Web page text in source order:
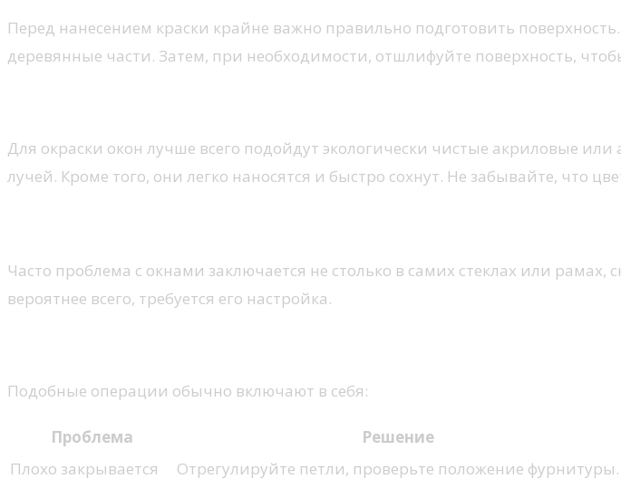
Перед нанесением краски крайне важно правильно подготовить
деревянные части. Затем, при необходимости, отшлифуйте поверхность,
Для окраски окон лучше всего подойдут экологически чистые акриловые
лучей. Кроме того, они легко наносятся и быстро сохнут. Не забывайте, что
Часто проблема с окнами заключается не столько в самих стеклах или
вероятнее всего, требуется его настройка.
Подобные операции обычно включают в себя:
Проблема
Решение
Плохо закрывается
Отрегулируйте петли, проверьте положение фурнитуры.